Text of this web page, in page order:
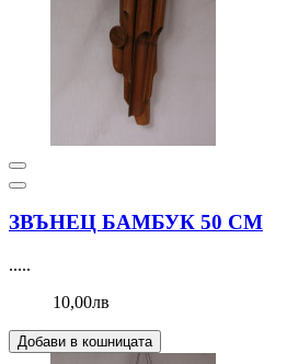
ЗВЪНЕЦ БАМБУК 50 СМ
.....
10,00лв
Добави в кошницата